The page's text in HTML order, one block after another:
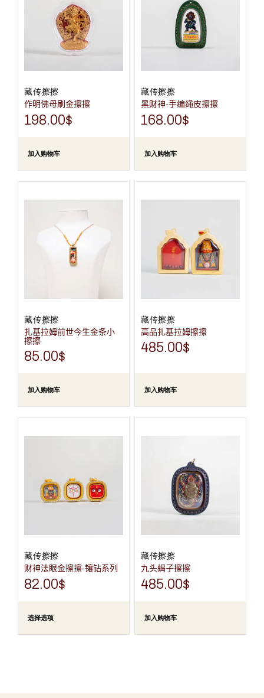
藏传擦擦
作明佛母刷金擦擦
198.00$
加入购物车
藏传擦擦
黑财神-手编绳皮擦擦
168.00$
加入购物车
藏传擦擦
扎基拉姆前世今生金条小
擦擦
85.00$
加入购物车
藏传擦擦
高品扎基拉姆擦擦
485.00$
加入购物车
藏传擦擦
财神法眼金擦擦-镶钻系列
82.00$
选择选项
面
选
择
这
些
选
藏传擦擦
九头蝎子擦擦
485.00$
加入购物车